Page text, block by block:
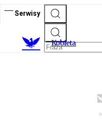
Serwisy
Kobieta